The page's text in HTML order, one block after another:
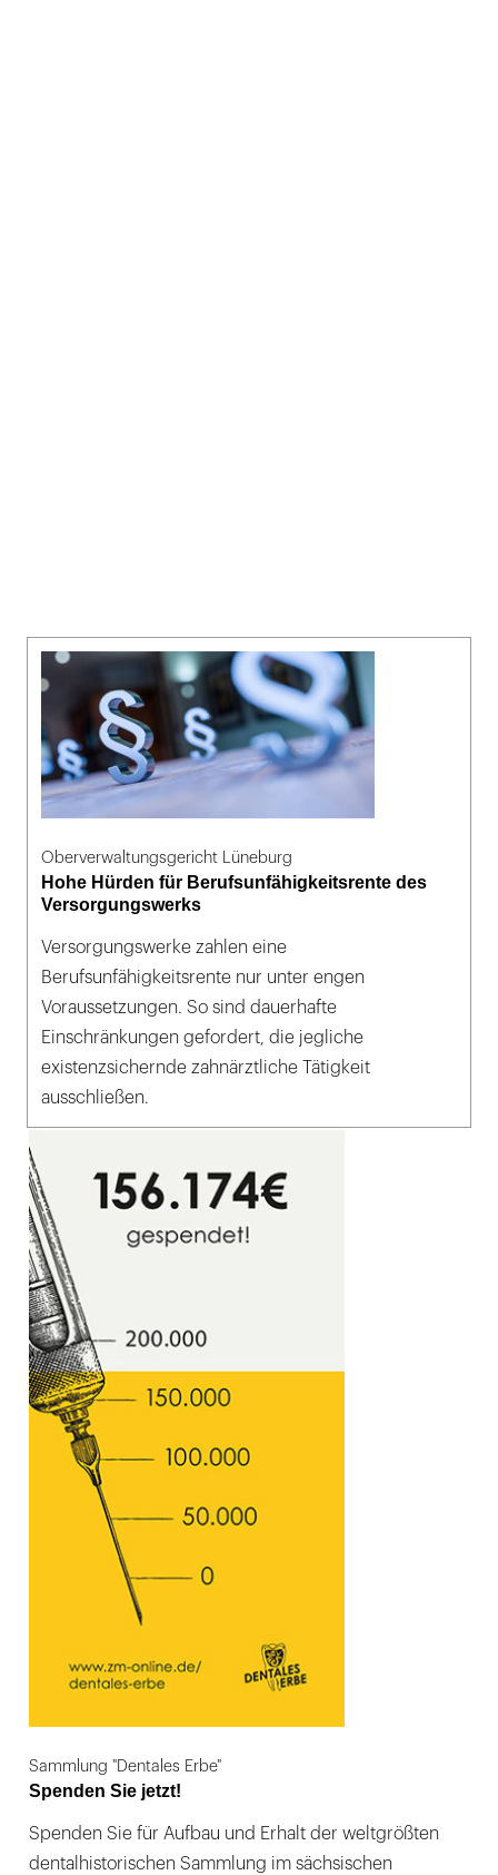
Oberverwaltungsgericht Lüneburg
Hohe Hürden für Berufsunfähigkeitsrente des
Versorgungswerks
Versorgungswerke zahlen eine
Berufsunfähigkeitsrente nur unter engen
Voraussetzungen. So sind dauerhafte
Einschränkungen gefordert, die jegliche
existenzsichernde zahnärztliche Tätigkeit
ausschließen.
Sammlung "Dentales Erbe"
Spenden Sie jetzt!
Spenden Sie für Aufbau und Erhalt der weltgrößten
dentalhistorischen Sammlung im sächsischen